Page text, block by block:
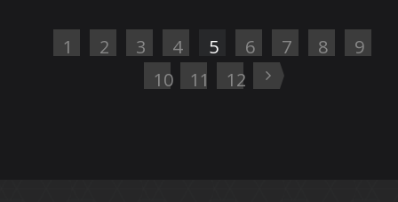
1 2 3 4 5 6 7 8
9
10
11 12